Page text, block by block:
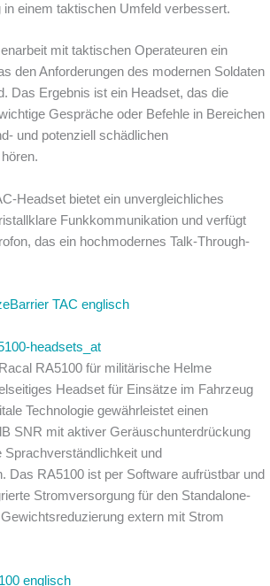
in einem taktischen Umfeld verbessert.
mit taktischen Operateuren ein
den Anforderungen des modernen Soldaten
Das Ergebnis ist ein Headset, das die
Gespräche oder Befehle in Bereichen
und potenziell schädlichen
Headset bietet ein unvergleichliches
Funkkommunikation und verfügt
das ein hochmodernes Talk-Through-
TAC englisch
RA5100 für militärische Helme
Headset für Einsätze im Fahrzeug
Technologie gewährleistet einen
SNR mit aktiver Geräuschunterdrückung
und
Das RA5100 ist per Software aufrüstbar und
Stromversorgung für den Standalone-
extern mit Strom
englisch